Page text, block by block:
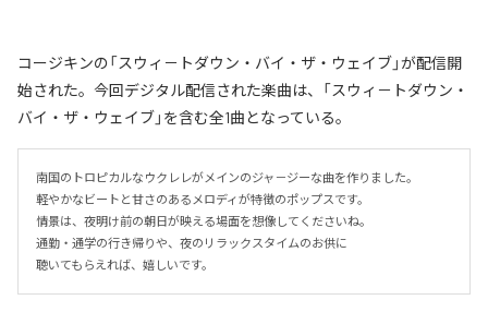
コージキンの「スウィ－トダウン・バイ・ザ・ウェイブ」が配信開
始された。今回デジタル配信された楽曲は、「スウィ－トダウン・
バイ・ザ・ウェイブ」を含む全1曲となっている。
南国のトロピカルなウクレレがメインのジャ－ジーな曲を作りました。
軽やかなビートと甘さのあるメロディが特徴のポップスです。
情景は、夜明け前の朝日が映える場面を想像してくださいね。
通勤・通学の行き帰りや、夜のリラックスタイムのお供に
聴いてもらえれば、嬉しいです。